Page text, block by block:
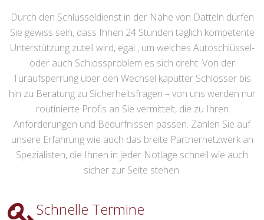
Durch den Schlüsseldienst in der Nähe von Datteln dürfen
Sie gewiss sein, dass Ihnen 24 Stunden täglich kompetente
Unterstützung zuteil wird, egal , um welches Autoschlüssel-
oder auch Schlossproblem es sich dreht. Von der
Türaufsperrung über den Wechsel kaputter Schlösser bis
hin zu Beratung zu Sicherheitsfragen – von uns werden nur
routinierte Profis an Sie vermittelt, die zu Ihren
Anforderungen und Bedürfnissen passen. Zählen Sie auf
unsere Erfahrung wie auch das breite Partnernetzwerk an
Spezialisten, die Ihnen in jeder Notlage schnell wie auch
sicher zur Seite stehen.
Schnelle Termine